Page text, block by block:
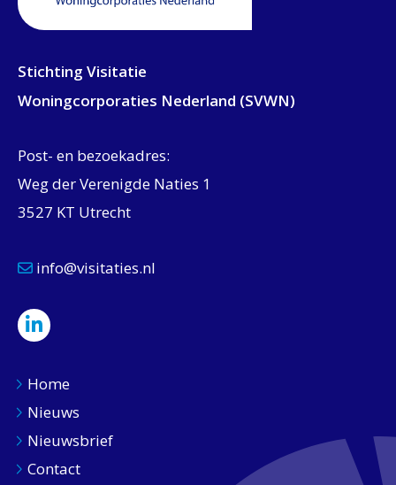
Stichting Visitatie
Woningcorporaties Nederland (SVWN)
Post- en bezoekadres:
Weg der Verenigde Naties 1
3527 KT Utrecht
info@visitaties.nl
Home
Nieuws
Nieuwsbrief
Contact